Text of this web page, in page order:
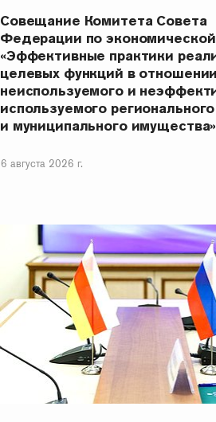
Совещание Комитета Совета
Федерации по
«Эффективные практики
целевых функций в отношении
неиспользуемого и
используемого регионального
и муниципального имущества»
6 августа 2026 г.